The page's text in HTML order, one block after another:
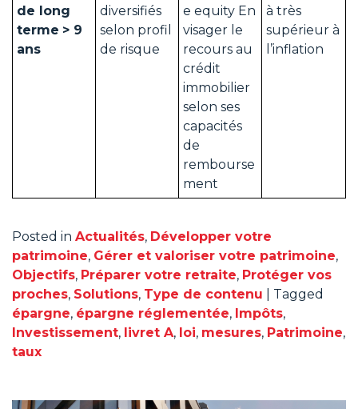
de long
terme > 9
ans
diversifiés
selon profil
de risque
e equity En
visager le
recours au
crédit
immobilier
selon ses
capacités
de
rembourse
ment
à très
supérieur à
l’inflation
Posted in Actualités, Développer votre
patrimoine, Gérer et valoriser votre patrimoine,
Objectifs, Préparer votre retraite, Protéger vos
proches, Solutions, Type de contenu
Tagged
épargne, épargne réglementée, Impôts,
Investissement, livret A, loi, mesures, Patrimoine,
taux